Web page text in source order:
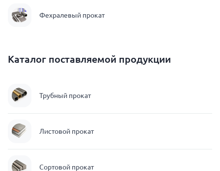
Фехралевый прокат
Каталог поставляемой продукции
Трубный прокат
Листовой прокат
Сортовой прокат